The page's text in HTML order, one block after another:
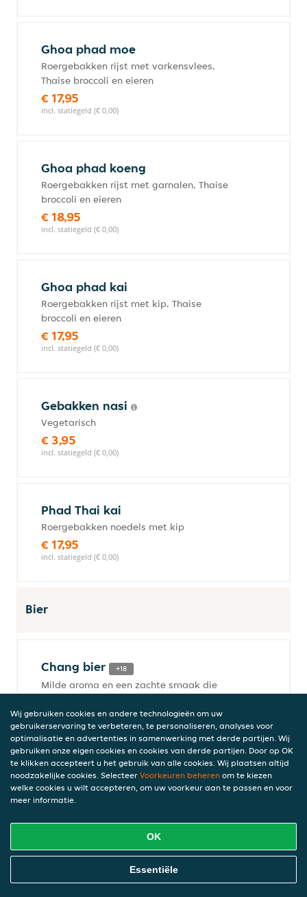
Ghoa phad moe
Roergebakken rijst met varkensvlees,
Thaise broccoli en eieren
€ 17,95
incl. statiegeld (€ 0,00)
Ghoa phad koeng
Roergebakken rijst met garnalen, Thaise
broccoli en eieren
€ 18,95
incl. statiegeld (€ 0,00)
Ghoa phad kai
Roergebakken rijst met kip, Thaise
broccoli en eieren
€ 17,95
incl. statiegeld (€ 0,00)
Gebakken nasi
Vegetarisch
€ 3,95
incl. statiegeld (€ 0,00)
Phad Thai kai
Roergebakken noedels met kip
€ 17,95
incl. statiegeld (€ 0,00)
Bier
Chang bier +18
Milde aroma en een zachte smaak die
betekent olifant in het Thais.
Alcoholpercentage 5 procent
€ 5,50
5% vol, incl. statiegeld (€ 0,00), € 18,33/l, 0,3l
Prettige, licht moutige en iets zoetig
(honing lijkend) getinte smaak. Een lekker
kleine bitter. De nasmaak is ook wat zoet
Online Eten Bestellen
Wij gebruiken cookies en andere technologieën om uw
gebruikerservaring te verbeteren, te personaliseren, analyses voor
optimalisatie en advertenties in samenwerking met derde partijen. Wij
gebruiken onze eigen cookies en cookies van derde partijen. Door op OK
te klikken accepteert u het gebruik van alle cookies. Wij plaatsen altijd
noodzakelijke cookies. Selecteer Voorkeuren beheren om te kiezen
welke cookies u wilt accepteren, om uw voorkeur aan te passen en voor
meer informatie.
OK
Essentiële